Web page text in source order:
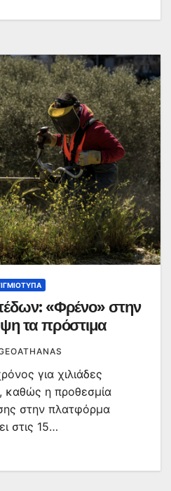
«Φρένο» στην
τα πρόστιμα
για χιλιάδες
καθώς η προθεσμία
στην πλατφόρμα
στις 15…